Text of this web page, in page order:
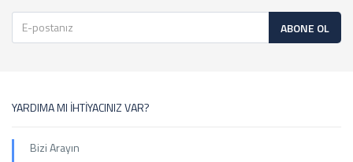
ABONE OL
YARDIMA MI İHTİYACINIZ VAR?
Bizi Arayın